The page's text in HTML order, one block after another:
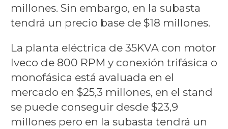
millones. Sin embargo, en la subasta
tendrá un precio base de $18 millones.
La planta eléctrica de 35KVA con motor
Iveco de 800 RPM y conexión trifásica o
monofásica está avaluada en el
mercado en $25,3 millones, en el stand
se puede conseguir desde $23,9
millones pero en la subasta tendrá un